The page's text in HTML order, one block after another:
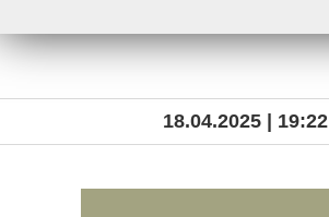
18.04.2025 | 19:22